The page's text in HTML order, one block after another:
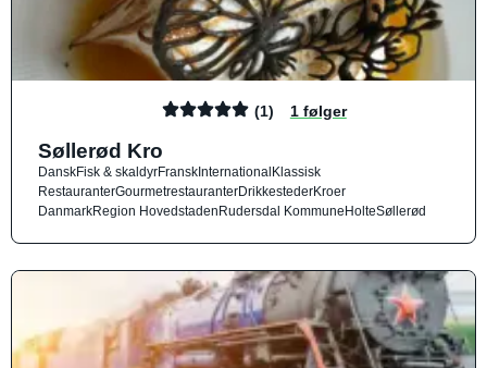
(1) 1 følger
Søllerød Kro
DanskFisk & skaldyrFranskInternationalKlassisk
RestauranterGourmetrestauranterDrikkestederKroer
DanmarkRegion HovedstadenRudersdal KommuneHolteSøllerød